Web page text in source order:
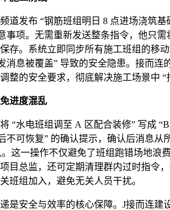
道发布 “钢筋班组明日 8 点进场浇筑基
事项。无需重新发送整条指令，他只
存。系统立即同步所有施工班组的移
消息被覆盖” 导致的安全隐患。接而
整的安全要求，彻底解决施工场景中 “
进度混乱
“水电班组调至 A 区配合装修” 写成
不可恢复” 的确认提示，确认后消息
这一操作不仅避免了班组跑错场地浪
目总监，还可定期清理群内过时指令
班组加入，避免无关人员干扰。
是安全与效率的核心保障。J接而连